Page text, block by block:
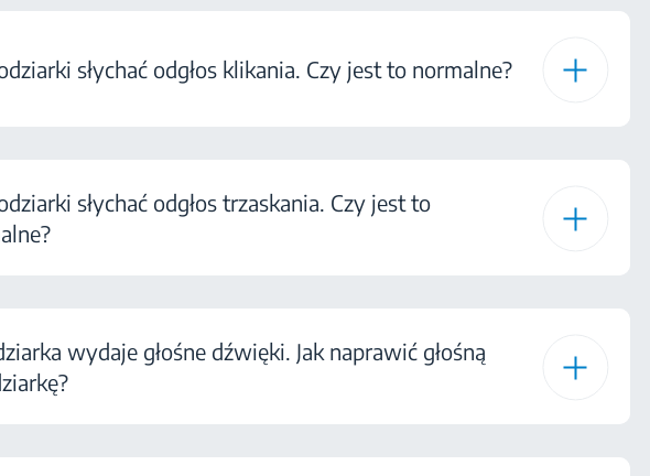
słychać odgłos klikania. Czy jest to normalne?
słychać odgłos trzaskania. Czy jest to
wydaje głośne dźwięki. Jak naprawić głośną